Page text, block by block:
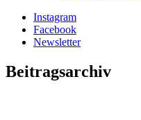
Instagram
Facebook
Newsletter
Beitragsarchiv